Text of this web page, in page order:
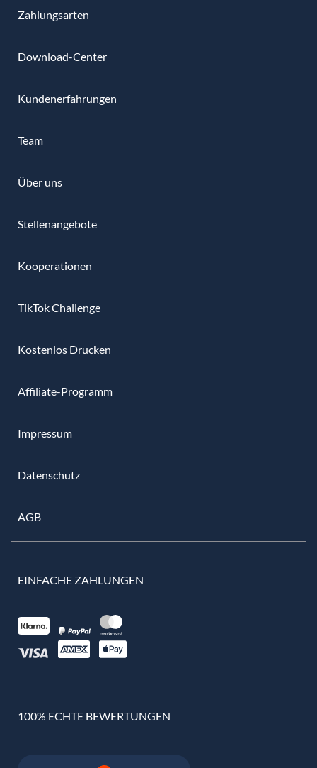
Zahlungsarten
Download-Center
Kundenerfahrungen
Team
Über uns
Stellenangebote
Kooperationen
TikTok Challenge
Kostenlos Drucken
Affiliate-Programm
Impressum
Datenschutz
AGB
EINFACHE ZAHLUNGEN
100% ECHTE BEWERTUNGEN